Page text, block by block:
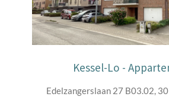
Kessel-Lo -
Edelzangerslaan 27 B03.02,